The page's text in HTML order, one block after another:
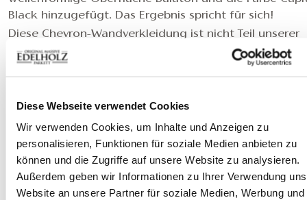
Diese Webseite verwendet Cookies
Wir verwenden Cookies, um Inhalte und Anzeigen zu
personalisieren, Funktionen für soziale Medien anbieten zu
können und die Zugriffe auf unsere Website zu analysieren.
Außerdem geben wir Informationen zu Ihrer Verwendung
Website an unsere Partner für soziale Medien, Werbung und
Black hinzugefügt. Das Ergebnis spricht für sich!
Diese Chevron-Wandverkleidung ist nicht Teil unserer
Standard-Wandverkleidungskollektion; wie wurde
dann gemacht? Der Vorteil unserer sowohl Roboter-
individuelle Wünsche erfüllen können. So können
wellenförmige Balaton – und unsere Farben nach
individuellen Bedürfnissen kombiniert werden.
Im Rahmen des Projekts wurde auch eine
einzigartige
mit der gleichen Oberfläche hergestellt.